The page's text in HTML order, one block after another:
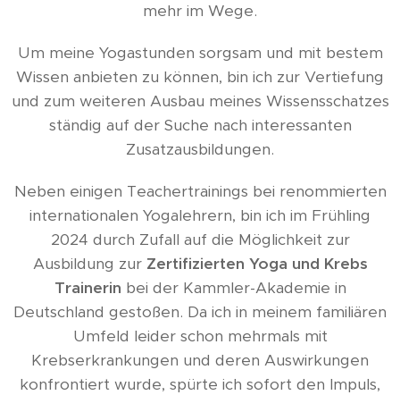
mehr im Wege.
Um meine Yogastunden sorgsam und mit bestem
Wissen anbieten zu können, bin ich zur Vertiefung
und zum weiteren Ausbau meines Wissensschatzes
ständig auf der Suche nach interessanten
Zusatzausbildungen.
Neben einigen Teachertrainings bei renommierten
internationalen Yogalehrern, bin ich im Frühling
2024 durch Zufall auf die Möglichkeit zur
Ausbildung zur Zertifizierten Yoga und Krebs
Trainerin bei der Kammler-Akademie in
Deutschland gestoßen. Da ich in meinem familiären
Umfeld leider schon mehrmals mit
Krebserkrankungen und deren Auswirkungen
konfrontiert wurde, spürte ich sofort den Impuls,